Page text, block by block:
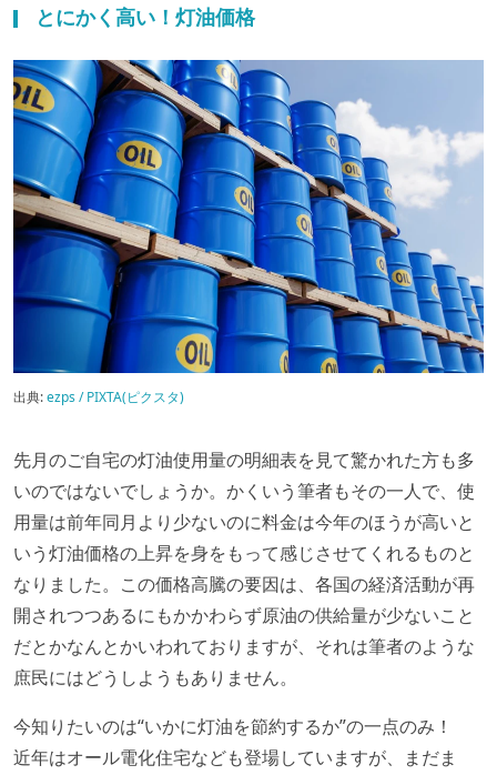
とにかく高い！灯油価格
出典:ezps / PIXTA(ピクスタ)
先月のご自宅の灯油使用量の明細表を見て驚かれた方も多
いのではないでしょうか。かくいう筆者もその一人で、使
用量は前年同月より少ないのに料金は今年のほうが高いと
いう灯油価格の上昇を身をもって感じさせてくれるものと
なりました。この価格高騰の要因は、各国の経済活動が再
開されつつあるにもかかわらず原油の供給量が少ないこと
だとかなんとかいわれておりますが、それは筆者のような
庶民にはどうしようもありません。
今知りたいのは“いかに灯油を節約するか”の一点のみ！
近年はオール電化住宅なども登場していますが、まだま